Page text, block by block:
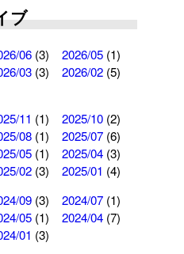
ブ
06 (3) 2026/05 (1)
03 (3) 2026/02 (5)
11 (1) 2025/10 (2)
08 (1) 2025/07 (6)
05 (1) 2025/04 (3)
02 (3) 2025/01 (4)
09 (3) 2024/07 (1)
05 (1) 2024/04 (7)
01 (3)